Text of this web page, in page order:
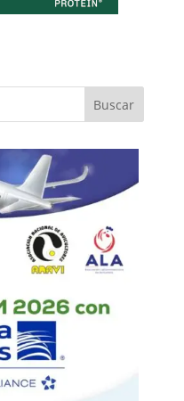
Buscar